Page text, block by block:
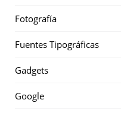
Fotografía
Fuentes Tipográficas
Gadgets
Google